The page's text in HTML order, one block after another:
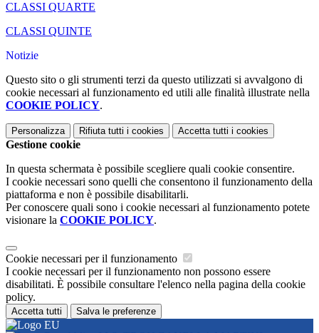
CLASSI QUARTE
CLASSI QUINTE
Notizie
Questo sito o gli strumenti terzi da questo utilizzati si avvalgono di
cookie necessari al funzionamento ed utili alle finalità illustrate nella
COOKIE POLICY.
Personalizza Rifiuta tutti i cookies Accetta tutti i cookies
Gestione cookie
In questa schermata è possibile scegliere quali cookie consentire.
I cookie necessari sono quelli che consentono il funzionamento della
piattaforma e non è possibile disabilitarli.
Per conoscere quali sono i cookie necessari al funzionamento potete
visionare la COOKIE POLICY.
Cookie necessari per il funzionamento
I cookie necessari per il funzionamento non possono essere
disabilitati. È possibile consultare l'elenco nella pagina della cookie
policy.
Accetta tutti Salva le preferenze